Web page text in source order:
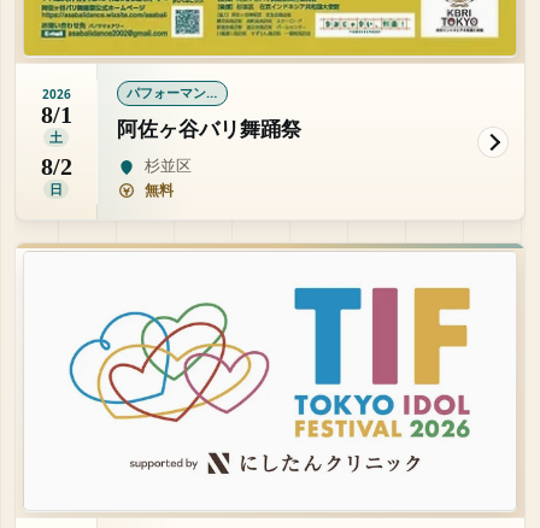
2026
8/1
土
8/2
日
パフォーマンス
阿佐ヶ谷バリ舞踊祭
杉並区
無料